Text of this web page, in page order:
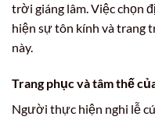
trời giáng lâm. Việc chọn
hiện sự tôn kính và trang
này.
Trang phục và tâm thế
Người thực hiện nghi lễ